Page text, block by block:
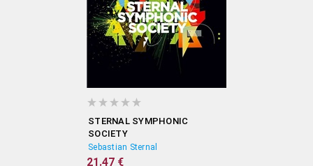
STERNAL SYMPHONIC
SOCIETY
Sebastian Sternal
21.47 €